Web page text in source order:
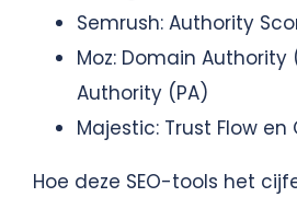
Semrush: Authority
Moz: Domain Authority
Authority (PA)
Majestic: Trust Flow en
Hoe deze SEO-tools het